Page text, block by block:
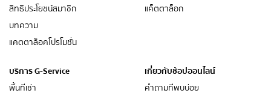
สิทธิประโยชน์สมาชิก
บทความ
แคตตาล็อคโปรโมชั่น
แค็ตตาล็อก
บริการ G-Service
พื้นที่เช่า
เกี่ยวกับช้อปออนไลน์
คำถามที่พบบ่อย